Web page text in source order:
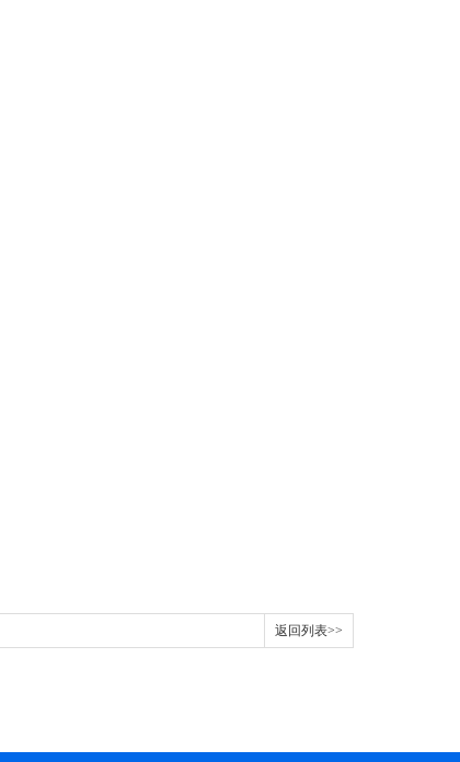
返回列表>>